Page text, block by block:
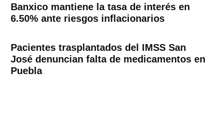
Banxico mantiene la tasa de interés en
6.50% ante riesgos inflacionarios
Pacientes trasplantados del IMSS San
José denuncian falta de medicamentos en
Puebla